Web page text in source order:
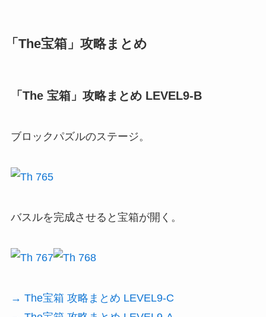
「The宝箱」攻略まとめ
「The 宝箱」攻略まとめ LEVEL9-B
ブロックパズルのステージ。
バスルを完成させると宝箱が開く。
→ The宝箱 攻略まとめ LEVEL9-C